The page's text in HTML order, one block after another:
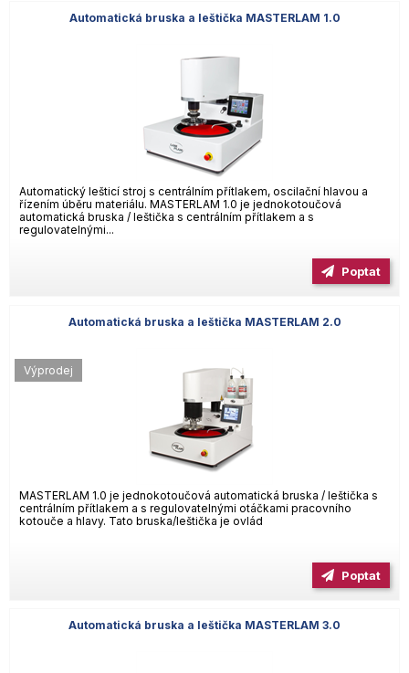
Automatická bruska a leštička MASTERLAM 1.0
Automatický lešticí stroj s centrálním přítlakem, oscilační hlavou a
řízením úběru materiálu. MASTERLAM 1.0 je jednokotoučová
automatická bruska / leštička s centrálním přítlakem a s
regulovatelnými...
Poptat
Automatická bruska a leštička MASTERLAM 2.0
MASTERLAM 1.0 je jednokotoučová automatická bruska / leštička s
centrálním přítlakem a s regulovatelnými otáčkami pracovního
kotouče a hlavy. Tato bruska/leštička je ovlád
Výprodej
Poptat
Automatická bruska a leštička MASTERLAM 3.0